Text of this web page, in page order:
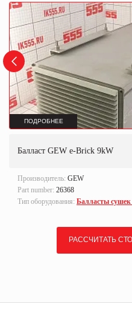
ПОДРОБНЕЕ
Балласт GEW e-Brick 9kW
Производитель: GEW
Part number: 26368
Тип оборудования: Балласты
РАССЧИТАТЬ